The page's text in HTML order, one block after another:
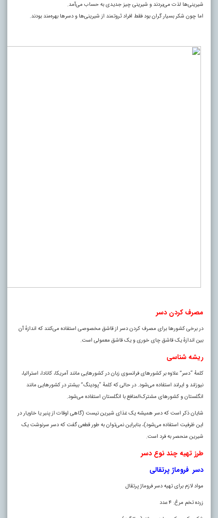
شیرینی‌ها لذت می‌بردند و شیرینی چیز جدیدی به حساب می‌آمد.
اما چون شکر بسیار گران بود فقط افراد ثروتمند از شیرینی‌ها و دسر‌ها بهره‌مند بودند.
مصرف کردن دسر
در برخی کشور‌ها برای مصرف کردن دسر از قاشق مخصوصی استفاده می‌کنند که اندازهٔ آن
بین اندازهٔ یک قاشق چا‌ی خوری و یک قاشق معمولی است.
ریشه شناسی
کلمهٔ “دسر” علاوه بر کشور‌های فرانسوی زبان در کشور‌هایی مانند آمریکا، کانادا، استرالیا،
نیوزلند و ایرلند استفاده می‌شود. در حالی که کلمهٔ “پودینگ” بیشتر در کشور‌هایی مانند
انگلستان و کشور‌های مشترک‌المنافع با انگلستان استفاده می‌شود.
شایان ذکر است که دسر همیشه یک غذای شیرین نیست (گاهی اوقات از پنیر یا خاویار در
این ظرفیت استفاده می‌شود)، بنابراین نمی‌توان به طور قطعی گفت که دسر سرنوشت یک
شیرین منحصر به فرد است.
طرز تهیه چند نوع دسر
دسر فروماژ پرتقالی
مواد لازم برای تهیه دسر فروماژ پرتقال
زرده تخم مرغ: ۴ عدد